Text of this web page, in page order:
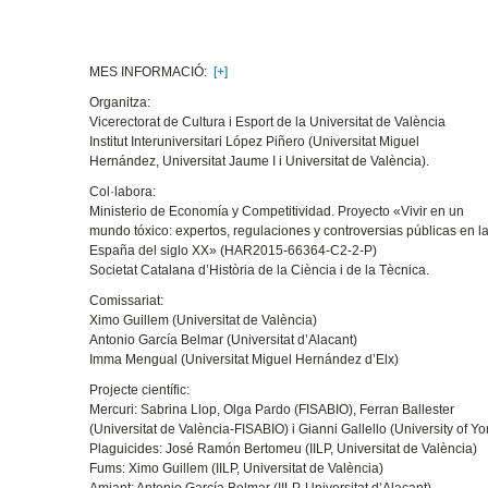
MES INFORMACIÓ: [+]
Organitza:
Vicerectorat de Cultura i Esport de la Universitat de València
Institut Interuniversitari López Piñero (Universitat Miguel
Hernández, Universitat Jaume I i Universitat de València).
Col·labora:
Ministerio de Economía y Competitividad. Proyecto «Vivir en un
mundo tóxico: expertos, regulaciones y controversias públicas en la
España del siglo XX» (HAR2015-66364-C2-2-P)
Societat Catalana d’Història de la Ciència i de la Tècnica.
Comissariat:
Ximo Guillem (Universitat de València)
Antonio García Belmar (Universitat d’Alacant)
Imma Mengual (Universitat Miguel Hernández d’Elx)
Projecte científic:
Mercuri: Sabrina Llop, Olga Pardo (FISABIO), Ferran Ballester
(Universitat de València-FISABIO) i Gianni Gallello (University of
Plaguicides: José Ramón Bertomeu (IILP, Universitat de València)
Fums: Ximo Guillem (IILP, Universitat de València)